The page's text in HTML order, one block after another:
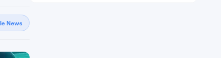
News